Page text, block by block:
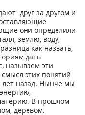
друг за другом и
они определили
землю, воду,
как назвать,
дать
называем эти
этих понятий
лет назад. Нынче мы
В прошлом
деревом.